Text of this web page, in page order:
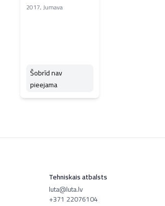
2017,Jumava
Šobrīd nav
pieejama
Tehniskais atbalsts
luta@luta.lv
+371 22076104